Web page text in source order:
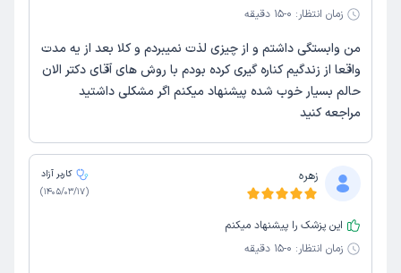
زمان انتظار: 0-15 دقیقه
من وابستگی داشتم و از چیزی لذت نمیبردم و کلا بعد از یه مدت
واقعا از زندگیم کناره گیری کرده بودم با روش های آقای دکتر الان
حالم بسیار خوب شده پیشنهاد میکنم اگر مشکلی داشتید
مراجعه کنید
زهره
کاربر آزاد
(
1405/03/17
)
این پزشک را پیشنهاد میکنم
زمان انتظار: 0-15 دقیقه